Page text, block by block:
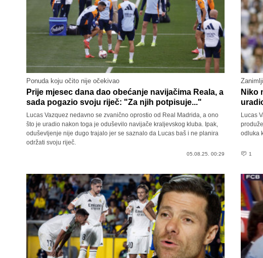
Ponuda koju očito nije očekivao
Prije mjesec dana dao obećanje navijačima Reala, a
sada pogazio svoju riječ: "Za njih potpisuje..."
Lucas Vazquez nedavno se zvanično oprostio od Real Madrida, a ono
što je uradio nakon toga je oduševilo navijače kraljevskog kluba. Ipak,
oduševljenje nije dugo trajalo jer se saznalo da Lucas baš i ne planira
održati svoju riječ.
05.08.25. 00:29
Niko
Lucas
odluka
1